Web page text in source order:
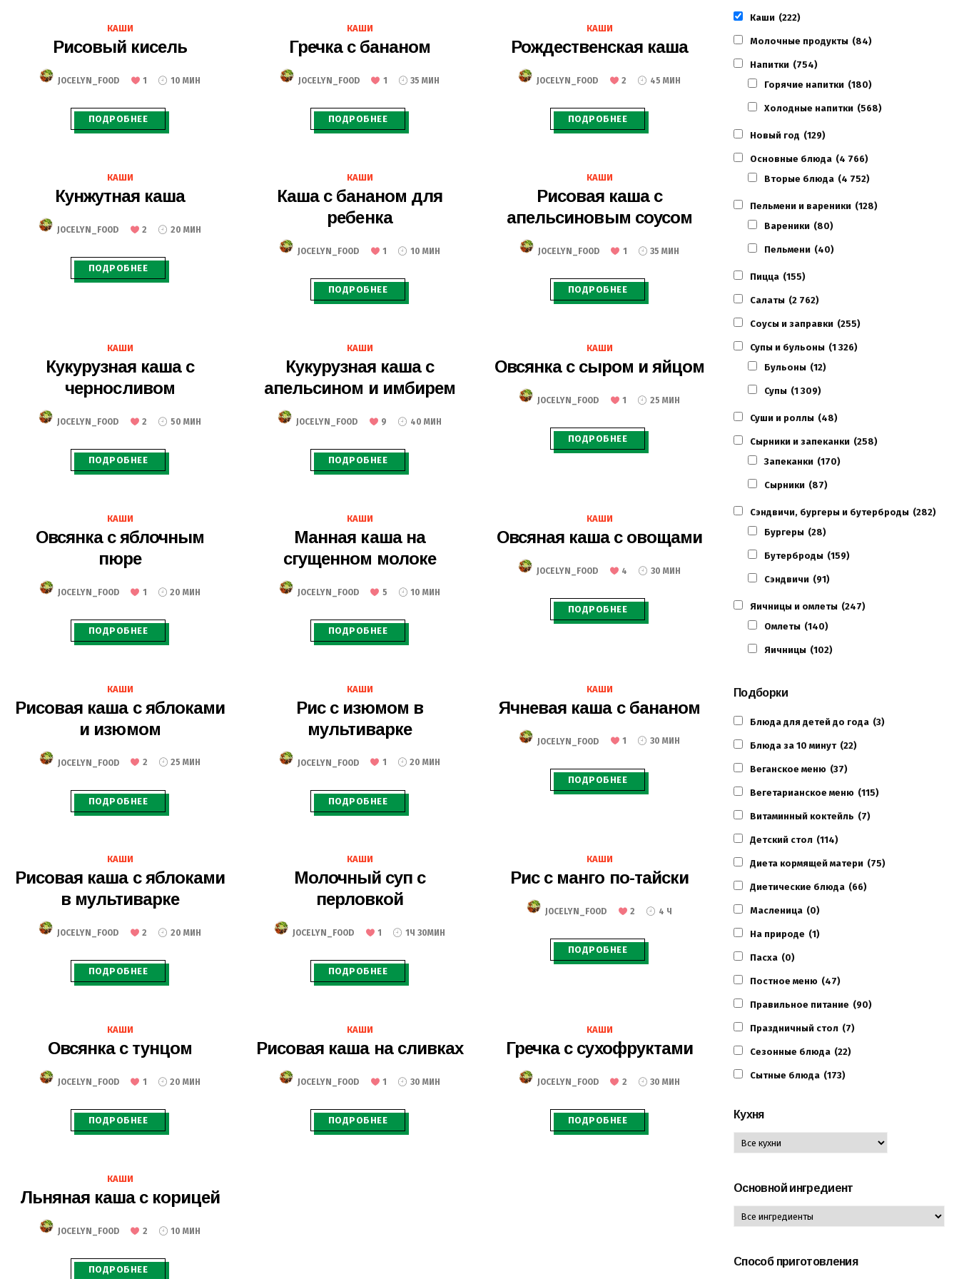
КАШИ
Рисовый кисель
JOCELYN_FOOD 1 10 МИН
ПОДРОБНЕЕ
КАШИ
Гречка с бананом
JOCELYN_FOOD 1 35 МИН
ПОДРОБНЕЕ
22.11.2020
КАШИ
Рождественская каша
JOCELYN_FOOD 2 45 МИН
ПОДРОБНЕЕ
КАШИ
Кунжутная каша
JOCELYN_FOOD 2 20 МИН
ПОДРОБНЕЕ
КАШИ
Каша с бананом для
ребенка
JOCELYN_FOOD 1 10 МИН
ПОДРОБНЕЕ
29.10.2020
КАШИ
Рисовая каша с
апельсиновым соусом
JOCELYN_FOOD 1 35 МИН
ПОДРОБНЕЕ
21.10.2020
КАШИ
Кукурузная каша с
черносливом
JOCELYN_FOOD 2 50 МИН
ПОДРОБНЕЕ
12.09.2020
КАШИ
Кукурузная каша с
апельсином и имбирем
JOCELYN_FOOD 9 40 МИН
ПОДРОБНЕЕ
10.09.2020
КАШИ
Овсянка с сыром и яйцом
JOCELYN_FOOD 1 25 МИН
ПОДРОБНЕЕ
05.09.2020
КАШИ
Овсянка с яблочным
пюре
JOCELYN_FOOD 1 20 МИН
ПОДРОБНЕЕ
04.09.2020
КАШИ
Манная каша на
сгущенном молоке
JOCELYN_FOOD 5 10 МИН
ПОДРОБНЕЕ
28.08.2020
КАШИ
Овсяная каша с овощами
JOCELYN_FOOD 4 30 МИН
ПОДРОБНЕЕ
20.08.2020
КАШИ
Рисовая каша с яблоками
и изюмом
JOCELYN_FOOD 2 25 МИН
ПОДРОБНЕЕ
11.08.2020
КАШИ
Рис с изюмом в
мультиварке
JOCELYN_FOOD 1 20 МИН
ПОДРОБНЕЕ
16.07.2020
КАШИ
Ячневая каша с бананом
JOCELYN_FOOD 1 30 МИН
ПОДРОБНЕЕ
07.07.2020
КАШИ
Рисовая каша с яблоками
в мультиварке
JOCELYN_FOOD 2 20 МИН
ПОДРОБНЕЕ
02.07.2020
КАШИ
Молочный суп с
перловкой
JOCELYN_FOOD 1 1Ч 30МИН
ПОДРОБНЕЕ
24.06.2020
КАШИ
Рис с манго по-тайски
JOCELYN_FOOD 2 4 Ч
ПОДРОБНЕЕ
16.06.2020
КАШИ
Овсянка с тунцом
JOCELYN_FOOD 1 20 МИН
ПОДРОБНЕЕ
15.06.2020
КАШИ
Рисовая каша на сливках
JOCELYN_FOOD 1 30 МИН
ПОДРОБНЕЕ
25.03.2020
КАШИ
Гречка с сухофруктами
JOCELYN_FOOD 2 30 МИН
ПОДРОБНЕЕ
13.03.2020
КАШИ
Льняная каша с корицей
JOCELYN_FOOD 2 10 МИН
ПОДРОБНЕЕ
Каши (222)
Молочные продукты (84)
Напитки (754)
Горячие напитки (180)
Холодные напитки (568)
Новый год (129)
Основные блюда (4 766)
Вторые блюда (4 752)
Пельмени и вареники (128)
Вареники (80)
Пельмени (40)
Пицца (155)
Салаты (2 762)
Соусы и заправки (255)
Супы и бульоны (1 326)
Бульоны (12)
Супы (1 309)
Суши и роллы (48)
Сырники и запеканки (258)
Запеканки (170)
Сырники (87)
Сэндвичи, бургеры и бутерброды (282)
Бургеры (28)
Бутерброды (159)
Сэндвичи (91)
Яичницы и омлеты (247)
Омлеты (140)
Яичницы (102)
Подборки
Блюда для детей до года (3)
Блюда за 10 минут (22)
Веганское меню (37)
Вегетарианское меню (115)
Витаминный коктейль (7)
Детский стол (114)
Диета кормящей матери (75)
Диетические блюда (66)
Масленица (0)
На природе (1)
Пасха (0)
Постное меню (47)
Правильное питание (90)
Праздничный стол (7)
Сезонные блюда (22)
Сытные блюда (173)
Кухня
Основной ингредиент
Способ приготовления